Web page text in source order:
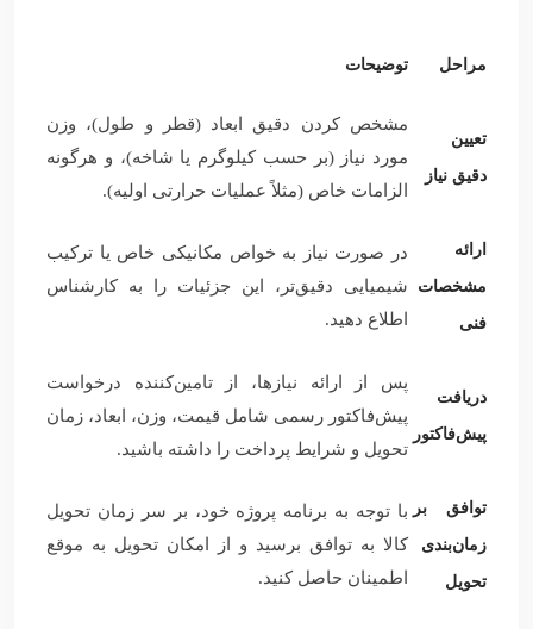
مراحل توضیحات
تعیین
دقیق نیاز
مشخص کردن دقیق ابعاد (قطر و طول)، وزن
مورد نیاز (بر حسب کیلوگرم یا شاخه)، و هرگونه
الزامات خاص (مثلاً عملیات حرارتی اولیه).
ارائه
مشخصات
فنی
در صورت نیاز به خواص مکانیکی خاص یا ترکیب
شیمیایی دقیق‌تر، این جزئیات را به کارشناس
اطلاع دهید.
دریافت
پیش‌فاکتور
پس از ارائه نیازها، از تامین‌کننده درخواست
پیش‌فاکتور رسمی شامل قیمت، وزن، ابعاد، زمان
تحویل و شرایط پرداخت را داشته باشید.
توافق بر
زمان‌بندی
تحویل
با توجه به برنامه پروژه خود، بر سر زمان تحویل
کالا به توافق برسید و از امکان تحویل به موقع
اطمینان حاصل کنید.